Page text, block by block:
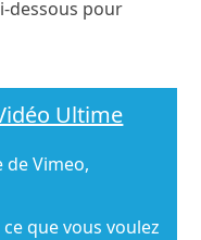
dessous pour
Ultime
de Vimeo,
que vous voulez